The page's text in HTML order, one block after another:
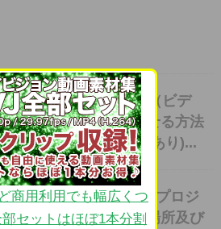
iPadで特定のムービー（ビデ
オ）を延々とループさせる方法
(2013.9.19 iOS7で追記あり)...
【Davinci Resolve】のプロジ
ェクトファイルがある場所及び
商用利用でも幅広くつ
セットはほぼ1本分割